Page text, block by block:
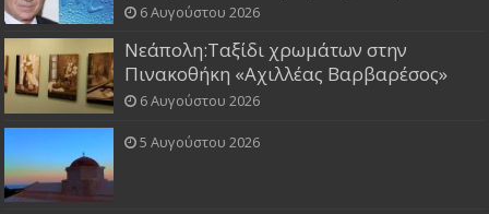
6 Αυγούστου 2026
Νεάπολη:Ταξίδι χρωμάτων στην
Πινακοθήκη «Αχιλλέας Βαρβαρέσος»
6 Αυγούστου 2026
5 Αυγούστου 2026